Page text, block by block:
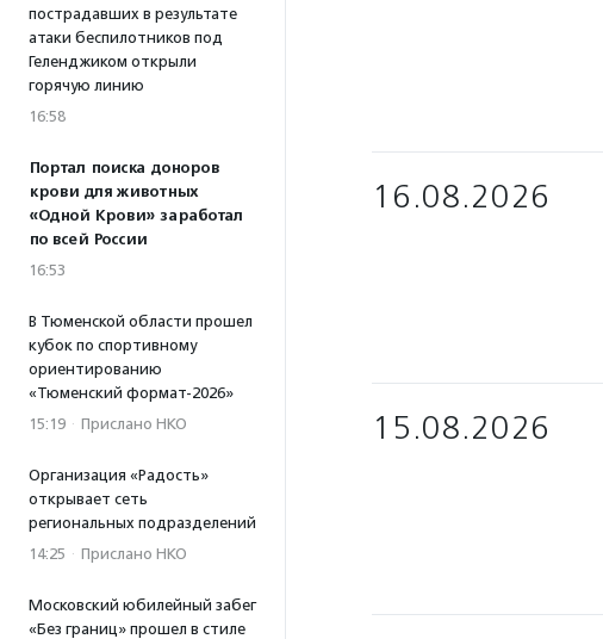
пострадавших в результате
атаки беспилотников под
Геленджиком открыли
горячую линию
16:58
Портал поиска доноров
крови для животных
«Одной Крови» заработал
по всей России
16:53
В Тюменской области прошел
кубок по спортивному
ориентированию
«Тюменский формат-2026»
15:19 · Прислано НКО
Организация «Радость»
открывает сеть
региональных подразделений
14:25 · Прислано НКО
Московский юбилейный забег
«Без границ» прошел в стиле
16.08.2026
15.08.2026